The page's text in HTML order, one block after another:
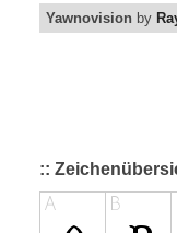
Yawnovision by
::